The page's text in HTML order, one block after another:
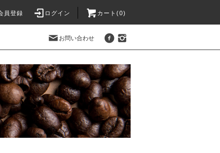
員登録 ログイン カート(0)
お問い合わせ